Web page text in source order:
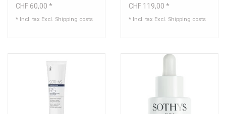
CHF 60,00 *
* Incl. tax Excl. Shipping costs
Sothys
CHF 119,00 *
* Incl. tax Excl. Shipping costs